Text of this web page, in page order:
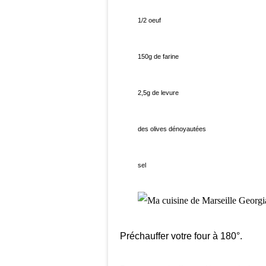
1/2 oeuf
150g de farine
2,5g de levure
des olives dénoyautées
sel
Préchauffer votre four à 180°.